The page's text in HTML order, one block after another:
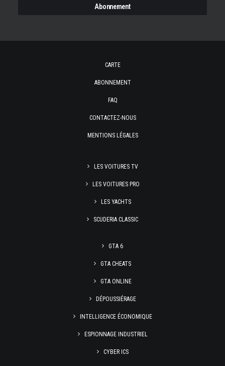
CARTE
ABONNEMENT
FAQ
CONTACTEZ-NOUS
MENTIONS LÉGALES
LES VOITURES TV
LES VOITURES PRO
LES YACHTS
SCUDERIA CLASSIC
GTA 6
GTA CHEATS
GTA ONLINE
DÉPOUSSIÉRAGE
INTELLIGENCE ÉCONOMIQUE
ESPIONNAGE INDUSTRIEL
CYBER ICS